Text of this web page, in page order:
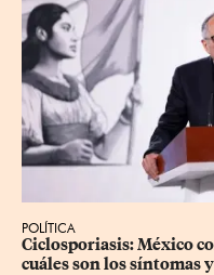
POLÍTICA
Ciclosporiasis: México
cuáles son los síntomas